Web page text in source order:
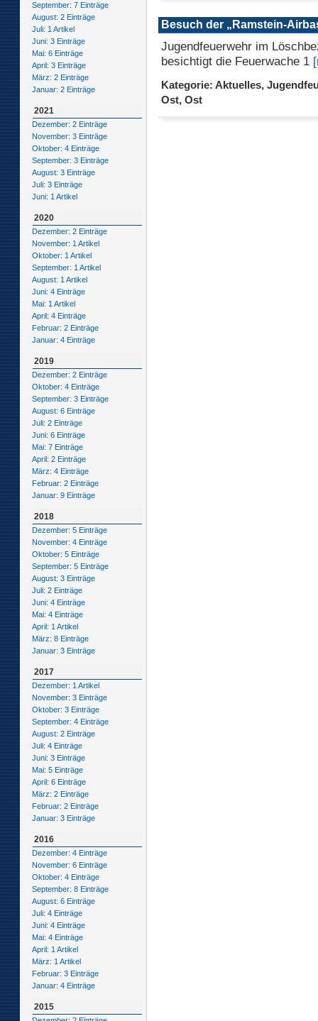
September: 7 Einträge
August: 2 Einträge
Juli: 1 Artikel
Juni: 3 Einträge
Mai: 6 Einträge
April: 3 Einträge
März: 2 Einträge
Januar: 2 Einträge
2021
Dezember: 2 Einträge
November: 3 Einträge
Oktober: 4 Einträge
September: 3 Einträge
August: 3 Einträge
Juli: 3 Einträge
Juni: 1 Artikel
2020
Dezember: 2 Einträge
November: 1 Artikel
Oktober: 1 Artikel
September: 1 Artikel
August: 1 Artikel
Juni: 4 Einträge
Mai: 1 Artikel
April: 4 Einträge
Februar: 2 Einträge
Januar: 4 Einträge
2019
Dezember: 2 Einträge
Oktober: 4 Einträge
September: 3 Einträge
August: 6 Einträge
Juli: 2 Einträge
Juni: 6 Einträge
Mai: 7 Einträge
April: 2 Einträge
März: 4 Einträge
Februar: 2 Einträge
Januar: 9 Einträge
2018
Dezember: 5 Einträge
November: 4 Einträge
Oktober: 5 Einträge
September: 5 Einträge
August: 3 Einträge
Juli: 2 Einträge
Juni: 4 Einträge
Mai: 4 Einträge
April: 1 Artikel
März: 8 Einträge
Januar: 3 Einträge
2017
Dezember: 1 Artikel
November: 3 Einträge
Oktober: 3 Einträge
September: 4 Einträge
August: 2 Einträge
Juli: 4 Einträge
Juni: 3 Einträge
Mai: 5 Einträge
April: 6 Einträge
März: 2 Einträge
Februar: 2 Einträge
Januar: 3 Einträge
2016
Dezember: 4 Einträge
November: 6 Einträge
Oktober: 4 Einträge
September: 8 Einträge
August: 6 Einträge
Juli: 4 Einträge
Juni: 4 Einträge
Mai: 4 Einträge
April: 1 Artikel
März: 1 Artikel
Februar: 3 Einträge
Januar: 4 Einträge
2015
Besuch der „Ramstein-
Jugendfeuerwehr im
besichtigt die Feuerwache 1
Kategorie: Aktuelles,
Ost, Ost